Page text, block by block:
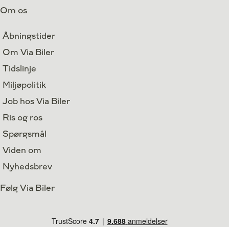
Om os
Åbningstider
Om Via Biler
Tidslinje
Miljøpolitik
Job hos Via Biler
Ris og ros
Spørgsmål
Viden om
Nyhedsbrev
Følg Via Biler